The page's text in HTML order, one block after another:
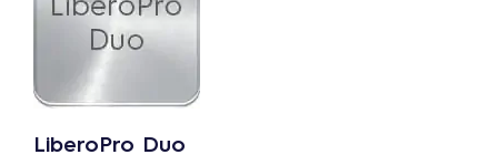
LiberoPro Duo